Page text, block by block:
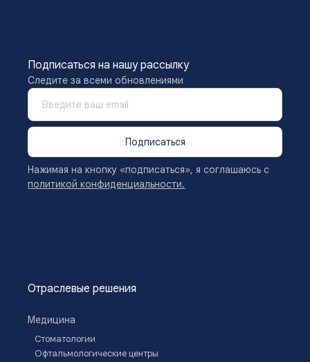
Подписаться на нашу рассылку
Следите за всеми обновлениями
Подписаться
Нажимая на кнопку «подписаться», я соглашаюсь с
политикой конфиденциальности.
Отраслевые решения
Медицина
Стоматологии
Офтальмологические центры